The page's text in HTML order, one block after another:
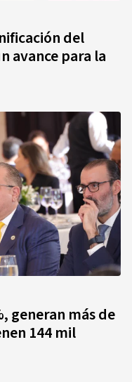
del
avance para la
generan más de
144 mil